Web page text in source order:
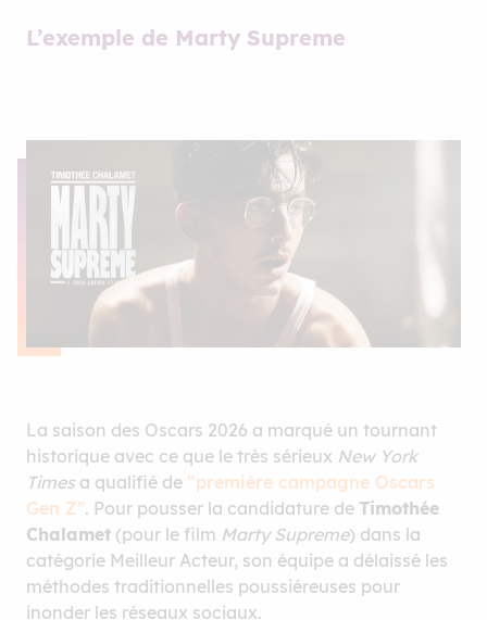
L’exemple de Marty Supreme
La saison des Oscars 2026 a marqué un tournant
historique avec ce que le très sérieux New York
Times a qualifié de “première campagne Oscars
Gen Z”. Pour pousser la candidature de Timothée
Chalamet (pour le film Marty Supreme) dans la
catégorie Meilleur Acteur, son équipe a délaissé les
méthodes traditionnelles poussiéreuses pour
inonder les réseaux sociaux.